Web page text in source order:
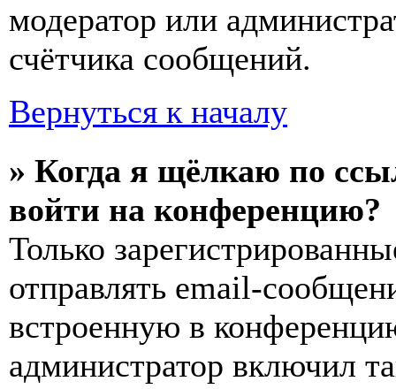
модератор или
счётчика сообщений.
Вернуться к началу
» Когда я щёлкаю по
войти на конференцию?
Только
отправлять email-
встроенную в
администратор включил